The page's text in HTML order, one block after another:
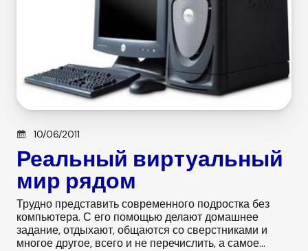
Posted on
10/06/2011
Реальный виртуальный
мир рядом
Трудно представить современного подростка без
компьютера. С его помощью делают домашнее
задание, отдыхают, общаются со сверстниками и
многое другое, всего и не перечислить, а самое…